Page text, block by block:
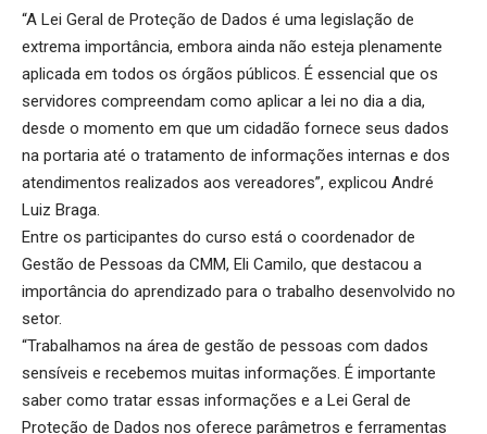
“A Lei Geral de Proteção de Dados é uma legislação de
extrema importância, embora ainda não esteja plenamente
aplicada em todos os órgãos públicos. É essencial que os
servidores compreendam como aplicar a lei no dia a dia,
desde o momento em que um cidadão fornece seus dados
na portaria até o tratamento de informações internas e dos
atendimentos realizados aos vereadores”, explicou André
Luiz Braga.
Entre os participantes do curso está o coordenador de
Gestão de Pessoas da CMM, Eli Camilo, que destacou a
importância do aprendizado para o trabalho desenvolvido no
setor.
“Trabalhamos na área de gestão de pessoas com dados
sensíveis e recebemos muitas informações. É importante
saber como tratar essas informações e a Lei Geral de
Proteção de Dados nos oferece parâmetros e ferramentas